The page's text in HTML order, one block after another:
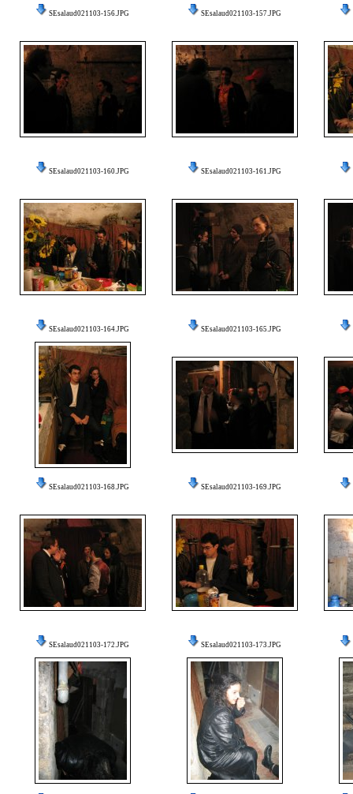
SEsalaud021103-156.JPG SEsalaud021103-157.JPG
SEsalaud021103-160.JPG SEsalaud021103-161.JPG
SEsalaud021103-164.JPG SEsalaud021103-165.JPG
SEsalaud021103-168.JPG SEsalaud021103-169.JPG
SEsalaud021103-172.JPG SEsalaud021103-173.JPG